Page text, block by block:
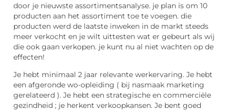
door je nieuwste assortimentsanalyse. je plan is om 10
producten aan het assortiment toe te voegen. die
producten werd de laatste inweken in de markt steeds
meer verkocht en je wilt uittesten wat er gebeurt als wij
die ook gaan verkopen. je kunt nu al niet wachten op de
effecten!
Je hebt minimaal 2 jaar relevante werkervaring. Je hebt
een afgeronde wo-opleiding ( bij nasmaak marketing
gerelateerd ). Je hebt een strategische en commerciële
gezindheid ; je herkent verkoopkansen. Je bent goed